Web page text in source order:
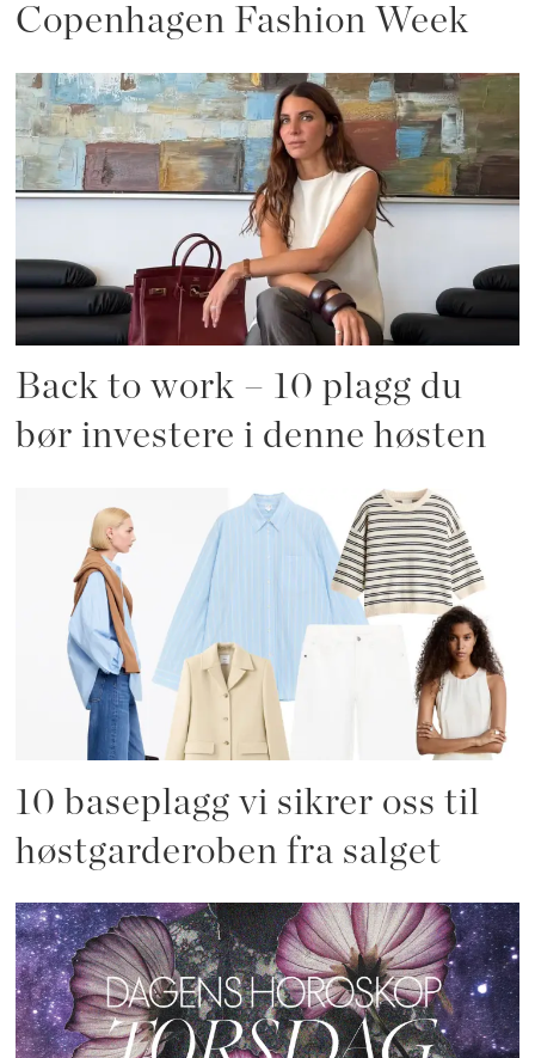
Copenhagen Fashion Week
Back to work – 10 plagg du
bør investere i denne høsten
10 baseplagg vi sikrer oss til
høstgarderoben fra salget